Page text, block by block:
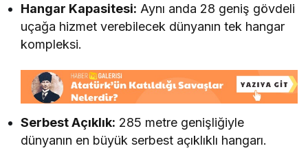
Hangar Kapasitesi: Aynı anda 28 geniş gövdeli
uçağa hizmet verebilecek dünyanın tek hangar
kompleksi.
Serbest Açıklık: 285 metre genişliğiyle
dünyanın en büyük serbest açıklıklı hangarı.